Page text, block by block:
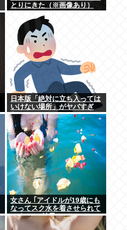
とりにきた（※画像あり）
日本版「絶対に立ち入っては
いけない場所」がヤバすぎ
た…
女さん ｢アイドルが19歳にも
なってスク水を着させられて
いる！｣⇒結果ｗｗｗ